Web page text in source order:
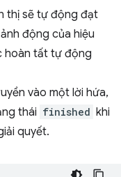
thị sẽ tự động đạt
động của hiệu
hoàn tất tự động
vào một lời hứa,
thái finished khi
quyết.